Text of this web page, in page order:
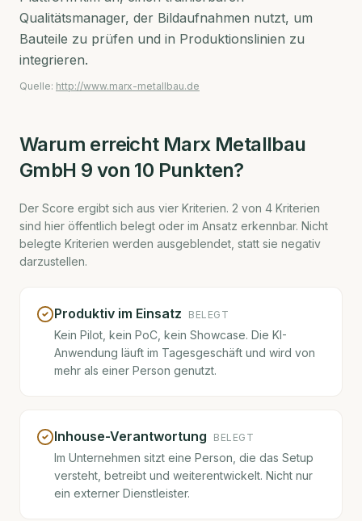
Qualitätsmanager, der Bildaufnahmen nutzt, um
Bauteile zu prüfen und in Produktionslinien zu
integrieren.
Quelle: http://www.marx-metallbau.de
Warum erreicht Marx Metallbau
GmbH 9 von 10 Punkten?
Der Score ergibt sich aus vier Kriterien. 2 von 4 Kriterien
sind hier öffentlich belegt oder im Ansatz erkennbar. Nicht
belegte Kriterien werden ausgeblendet, statt sie negativ
darzustellen.
Produktiv im Einsatz BELEGT
Kein Pilot, kein PoC, kein Showcase. Die KI-
Anwendung läuft im Tagesgeschäft und wird von
mehr als einer Person genutzt.
Inhouse-Verantwortung BELEGT
Im Unternehmen sitzt eine Person, die das Setup
versteht, betreibt und weiterentwickelt. Nicht nur
ein externer Dienstleister.